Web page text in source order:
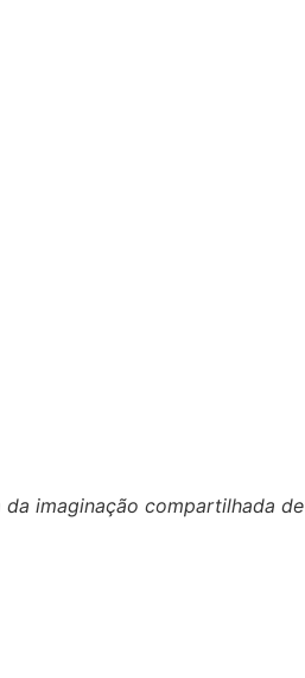
da imaginação compartilhada de